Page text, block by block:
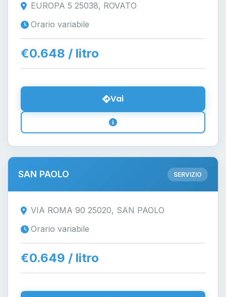
EUROPA 5 25038, ROVATO
Orario variabile
€0.648 / litro
Vai
SAN PAOLO SERVIZIO
VIA ROMA 90 25020, SAN PAOLO
Orario variabile
€0.649 / litro